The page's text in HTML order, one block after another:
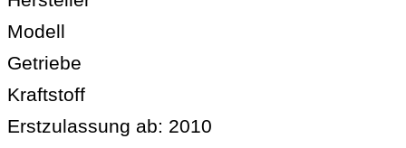
Modell
Getriebe
Kraftstoff
Erstzulassung ab: 2010